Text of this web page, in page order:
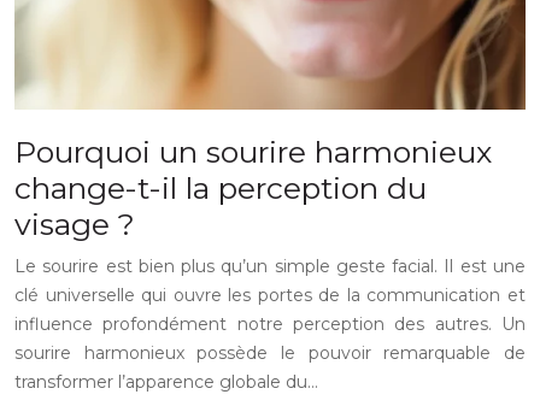
Pourquoi un sourire harmonieux
change-t-il la perception du
visage ?
Le sourire est bien plus qu’un simple geste facial. Il est une
clé universelle qui ouvre les portes de la communication et
influence profondément notre perception des autres. Un
sourire harmonieux possède le pouvoir remarquable de
transformer l’apparence globale du…